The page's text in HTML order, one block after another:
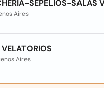
SEPELIOS-SALAS
Aires
Aires